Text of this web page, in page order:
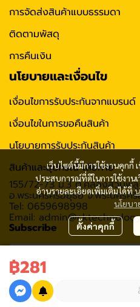
฿281
เว็บไซต์นี้มีการใช้งานคุก
ประสบการณ์ที่ดีในการใช้งาน
อ่านรายละเอียดเพิ่มเติมได้ที่
นโยบ
ตั้งค่าคุกกี้
การจัดส่งสินค้าแบบธรรมดา
ติดตามพัสดุ
การคืนเงิน
นโยบายและเงื่อนไข
เงื่อนไขการรับประกันจากแบรนด์
เงื่อนไขในการขอคืนสินค้า
นโยบายการรับประกันสินค้า
สินค้าและอุปกรณ์ เสียหาย
155/72-73 ม.3 ต.คลองสวนพลู
อ.พระนครศรีอยุธย จ.พระนครศ
Tel: 0659698998
Email:
Subscribe
รับข่าวสาร